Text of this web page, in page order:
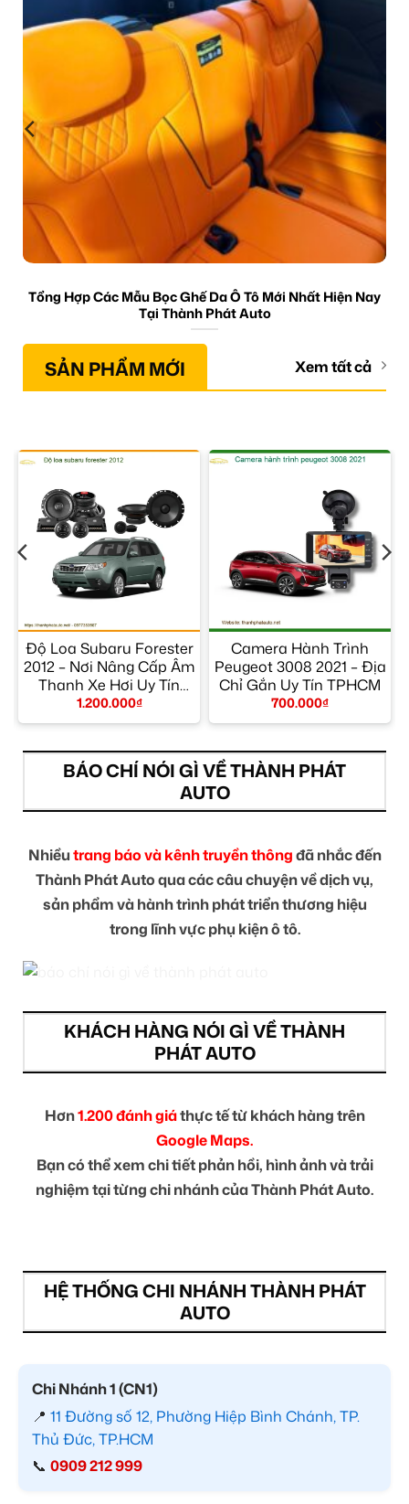
Tổng Hợp Các Mẫu Bọc Ghế Da Ô Tô Mới Nhất Hiện Nay
Tại Thành Phát Auto
SẢN PHẨM MỚI Xem tất cả
Độ Loa Subaru Forester
2012 – Nơi Nâng Cấp Âm
Thanh Xe Hơi Uy Tín
TPHCM
1.200.000₫
Camera Hành Trình
Peugeot 3008 2021 – Địa
Chỉ Gắn Uy Tín TPHCM
700.000₫
BÁO CHÍ NÓI GÌ VỀ THÀNH PHÁT
AUTO
Nhiềutrang báo và kênh truyền thôngđã nhắc đến
Thành Phát Auto qua các câu chuyện về dịch vụ,
sản phẩm và hành trình phát triển thương hiệu
trong lĩnh vực phụ kiện ô tô.
KHÁCH HÀNG NÓI GÌ VỀ THÀNH
PHÁT AUTO
Hơn1.200 đánh giáthực tế từ khách hàng trên
Google Maps.
Bạn có thể xem chi tiết phản hồi, hình ảnh và trải
nghiệm tại từng chi nhánh của Thành Phát Auto.
HỆ THỐNG CHI NHÁNH THÀNH PHÁT
AUTO
Chi Nhánh 1 (CN1)
📍 11 Đường số 12, Phường Hiệp Bình Chánh, TP.
Thủ Đức, TP.HCM
📞 0909 212 999